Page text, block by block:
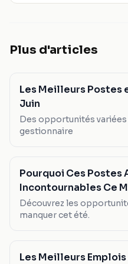
Plus d'articles
Les Meilleurs Postes
Juin
Des opportunités
gestionnaire
Pourquoi Ces
Incontournables Ce
Découvrez les
manquer cet été.
Les Meilleurs